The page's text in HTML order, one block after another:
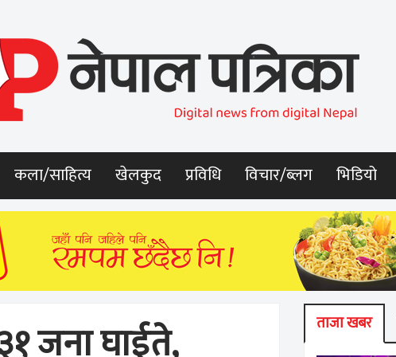
कला/साहित्य खेलकुद प्रविधि विचार/ब्लग भिडियो
जना घाईते, ताजा खबर